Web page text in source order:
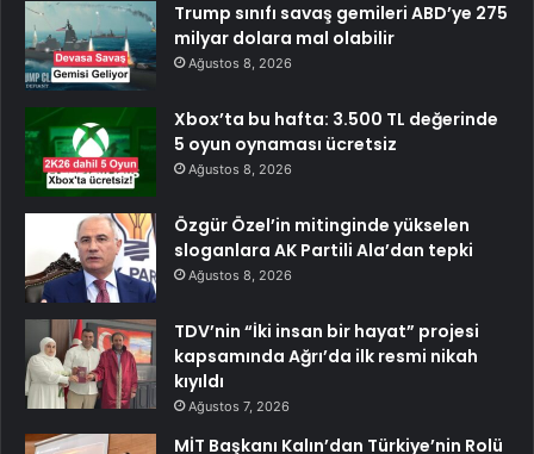
Trump sınıfı savaş gemileri ABD’ye 275
milyar dolara mal olabilir
Ağustos 8, 2026
Xbox’ta bu hafta: 3.500 TL değerinde
5 oyun oynaması ücretsiz
Ağustos 8, 2026
Özgür Özel’in mitinginde yükselen
sloganlara AK Partili Ala’dan tepki
Ağustos 8, 2026
TDV’nin “İki insan bir hayat” projesi
kapsamında Ağrı’da ilk resmi nikah
kıyıldı
Ağustos 7, 2026
MİT Başkanı Kalın’dan Türkiye’nin Rolü